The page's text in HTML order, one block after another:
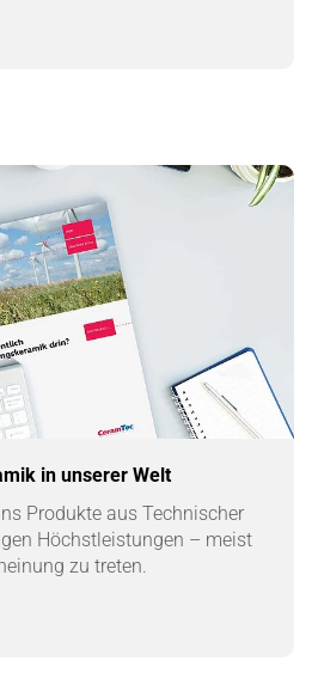
in unserer Welt
Produkte aus Technischer
Höchstleistungen – meist
zu treten.